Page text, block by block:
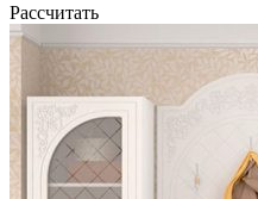
Рассчитать